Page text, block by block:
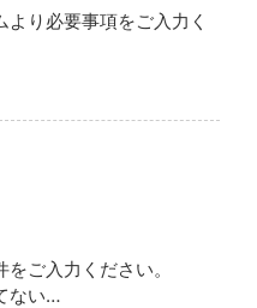
り必要事項をご入力く
ご入力ください。
ない…